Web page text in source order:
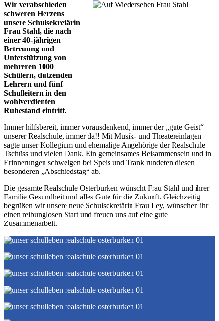
Wir verabschieden
schweren Herzens
unsere Schulsekretärin
Frau Stahl, die nach
einer 40-jährigen
Betreuung und
Unterstützung von
mehreren 1000
Schülern, dutzenden
Lehrern und fünf
Schulleitern in den
wohlverdienten
Ruhestand eintritt.
Immer hilfsbereit, immer vorausdenkend, immer der „gute Geist“
unserer Realschule, immer da!! Mit Musik- und Theatereinlagen
sagte unser Kollegium und ehemalige Angehörige der Realschule
Tschüss und vielen Dank. Ein gemeinsames Beisammensein und in
Erinnerungen schwelgen bei Speis und Trank rundeten diesen
besonderen „Abschiedstag“ ab.
Die gesamte Realschule Osterburken wünscht Frau Stahl und ihrer
Familie Gesundheit und alles Gute für die Zukunft. Gleichzeitig
begrüßen wir unsere neue Schulsekretärin Frau Ley, wünschen ihr
einen reibunglosen Start und freuen uns auf eine gute
Zusammenarbeit.